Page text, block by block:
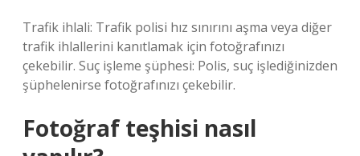
Trafik ihlali: Trafik polisi hız sınırını aşma veya diğer
trafik ihlallerini kanıtlamak için fotoğrafınızı
çekebilir. Suç işleme şüphesi: Polis, suç işlediğinizden
şüphelenirse fotoğrafınızı çekebilir.
Fotoğraf teşhisi nasıl